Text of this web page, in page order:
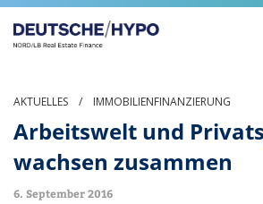
AKTUELLES / IMMOBILIENFINANZIERUNG
Arbeitswelt und
wachsen zusammen
6. September 2016